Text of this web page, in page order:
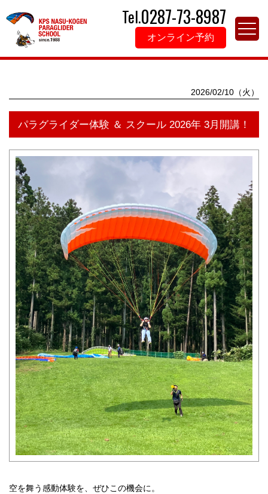
Tel.0287-73-8987
オンライン予約
トップページ>
> パラグライダー体験 ＆ スクール 2026
年 3月開講！ 2026/02/10（火）
2026/02/10（火）
パラグライダー体験 ＆ スクール 2026年 3月開講！
空を舞う感動体験を、ぜひこの機会に。